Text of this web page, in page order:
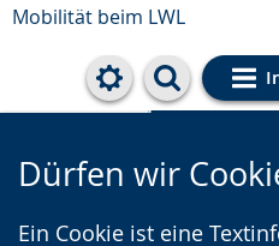
Mobilität beim LWL
Cookie-
Dürfen wir
Ein Cookie ist eine